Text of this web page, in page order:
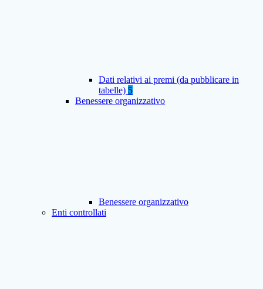
Dati relativi ai premi (da pubblicare in
tabelle) 5
Benessere organizzativo
Benessere organizzativo
Enti controllati